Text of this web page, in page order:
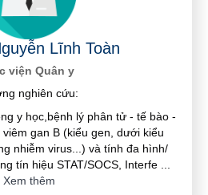
Lĩnh Toàn
viện Quân y
nghiên cứu:
y học,bệnh lý phân tử - tế bào -
gan B (kiểu gen, dưới kiểu
nhiễm virus...) và tính đa hình/
tín hiệu STAT/SOCS, Interfe
Xem thêm